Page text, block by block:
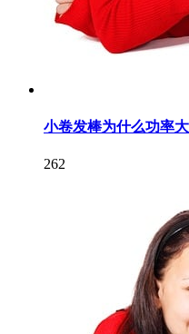
小卷发棒为什么功率
262